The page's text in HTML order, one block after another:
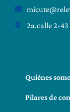
2a.calle 2-
Quiénes
Pilares de